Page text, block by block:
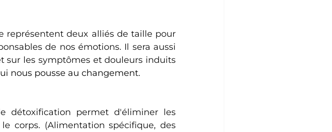
représentent deux alliés de taille pour
de nos émotions. Il sera aussi
sur les symptômes et douleurs induits
nous pousse au changement.
détoxification permet d'éliminer les
corps. (Alimentation spécifique, des